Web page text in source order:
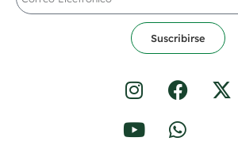
Suscribirse